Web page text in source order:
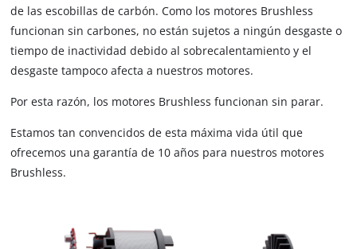
de las escobillas de carbón. Como los motores Brushless
funcionan sin carbones, no están sujetos a ningún desgaste o
tiempo de inactividad debido al sobrecalentamiento y el
desgaste tampoco afecta a nuestros motores.
Por esta razón, los motores Brushless funcionan sin parar.
Estamos tan convencidos de esta máxima vida útil que
ofrecemos una garantía de 10 años para nuestros motores
Brushless.